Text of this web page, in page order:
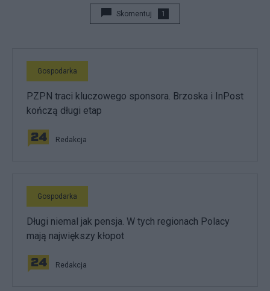
Skomentuj 1
Gospodarka
PZPN traci kluczowego sponsora. Brzoska i InPost
kończą długi etap
Redakcja
Gospodarka
Długi niemal jak pensja. W tych regionach Polacy
mają największy kłopot
Redakcja